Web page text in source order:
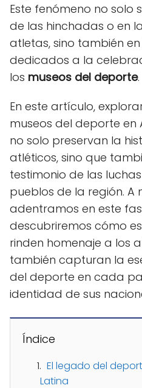
Este fenómeno no solo
de las hinchadas o en
atletas, sino también
dedicados a la
los museos del deporte.
En este artículo,
museos del deporte en
no solo preservan la
atléticos, sino que
testimonio de las
pueblos de la región. A
adentramos en este
descubriremos cómo
rinden homenaje a los
también capturan la
del deporte en cada
identidad de sus
Índice
El legado del
Latina